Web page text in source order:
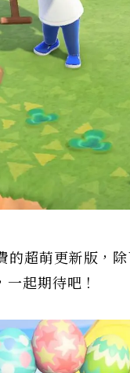
的超萌更新版，
起期待吧！